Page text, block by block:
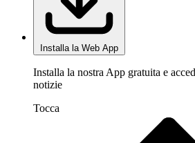
Installa la Web App
Installa la nostra App gratuita e
notizie
Tocca